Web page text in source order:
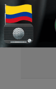
18 jun.
1 La
18 jun.